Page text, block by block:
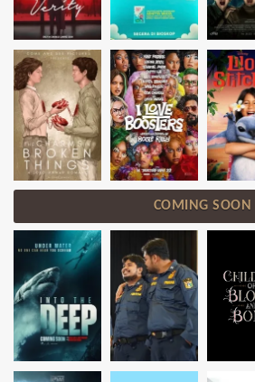
COMING SOON